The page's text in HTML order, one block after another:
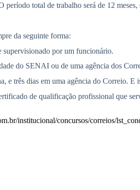
total de trabalho será de 12
da seguinte forma:
supervisionado por um funcionário.
do SENAI ou de uma agência dos
três dias em uma agência do Correio.
de qualificação profissional que
institucional/concursos/correios/